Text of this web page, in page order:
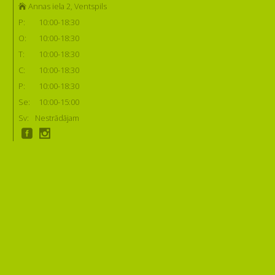
Annas iela 2, Ventspils
P:
10:00-18:30
O:
10:00-18:30
T:
10:00-18:30
C:
10:00-18:30
P:
10:00-18:30
Se:
10:00-15:00
Sv:
Nestrādājam